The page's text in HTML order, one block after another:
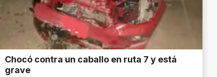
Chocó contra un caballo en ruta 7 y está
grave